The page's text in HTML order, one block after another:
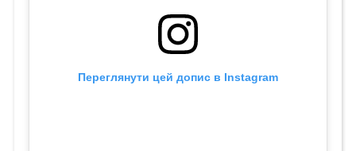
Переглянути цей допис в Instagram